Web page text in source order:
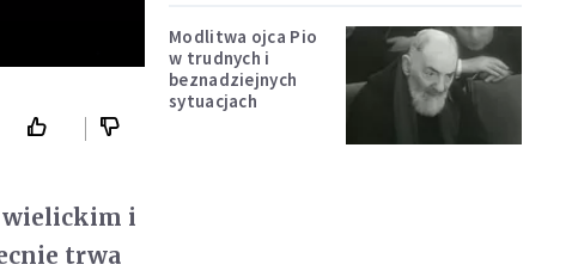
wielickim i
trwa
Modlitwa ojca Pio
w trudnych i
beznadziejnych
sytuacjach